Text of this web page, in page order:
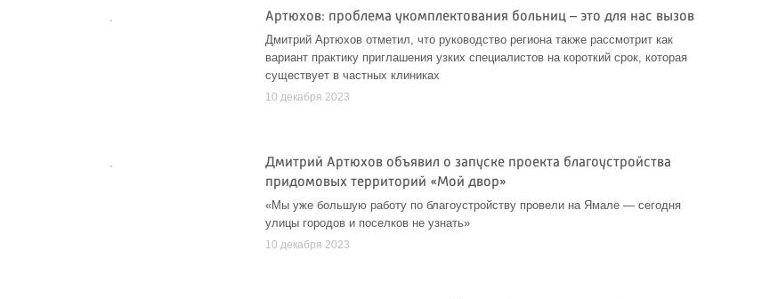
Артюхов: проблема укомплектования больниц – это для нас вызов
Дмитрий Артюхов отметил, что руководство региона также рассмотрит как
вариант практику приглашения узких специалистов на короткий срок, которая
существует в частных клиниках
10 декабря 2023
Дмитрий Артюхов объявил о запуске проекта благоустройства
придомовых территорий «Мой двор»
«Мы уже большую работу по благоустройству провели на Ямале — сегодня
улицы городов и поселков не узнать»
10 декабря 2023